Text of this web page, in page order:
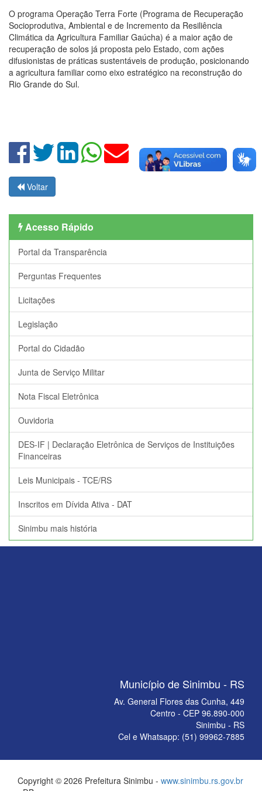
O programa Operação Terra Forte (Programa de Recuperação
Socioprodutiva, Ambiental e de Incremento da Resiliência
Climática da Agricultura Familiar Gaúcha) é a maior ação de
recuperação de solos já proposta pelo Estado, com ações
difusionistas de práticas sustentáveis de produção, posicionando
a agricultura familiar como eixo estratégico na reconstrução do
Rio Grande do Sul.
Voltar
Acesso Rápido
Portal da Transparência
Perguntas Frequentes
Licitações
Legislação
Portal do Cidadão
Junta de Serviço Militar
Nota Fiscal Eletrônica
Ouvidoria
DES-IF | Declaração Eletrônica de Serviços de Instituições
Financeiras
Leis Municipais - TCE/RS
Inscritos em Dívida Ativa - DAT
Sinimbu mais história
Município de Sinimbu - RS
Av. General Flores das Cunha, 449
Centro - CEP 96.890-000
Sinimbu - RS
Cel e Whatsapp: (51) 99962-7885
Copyright © 2026 Prefeitura Sinimbu - www.sinimbu.rs.gov.br